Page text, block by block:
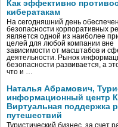
Как эффективно
кибератакам
На сегодняшний день
безопасности корпоративных
является одной из наиболее
целей для любой компании вне
зависимости от масштабов и
деятельности. Рынок
безопасности развивается, а
что и …
Наталья Абрамович,
информационный центр
Виртуальная поддержка
путешествий
Туристический бизнес, за счет